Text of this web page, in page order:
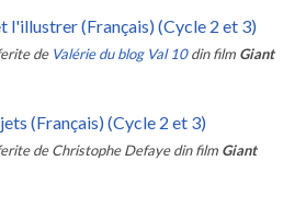
l'illustrer (Français) (Cycle 2 et 3)
de Valérie du blog Val 10 din film Giant
(Français) (Cycle 2 et 3)
de Christophe Defaye din film Giant